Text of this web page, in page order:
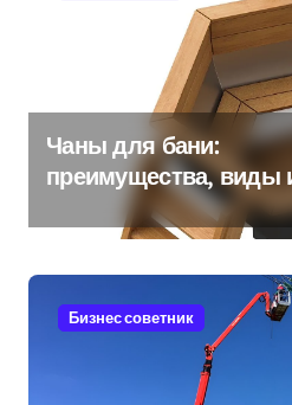
Чаны для бани:
преимущества, виды
особенности
Бизнес советник